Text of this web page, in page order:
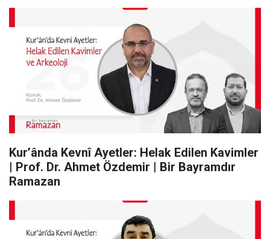
Kur’ânda Kevnî Ayetler: Helak Edilen Kavimler
| Prof. Dr. Ahmet Özdemir | Bir Bayramdır
Ramazan